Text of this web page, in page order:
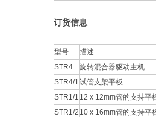
订货信息
型号
描述
STR4
旋转混合器驱动主机
STR4/1试管支架平板
STR1/1 12 x 12mm管的支持平
STR1/2 10 x 16mm管的支持平